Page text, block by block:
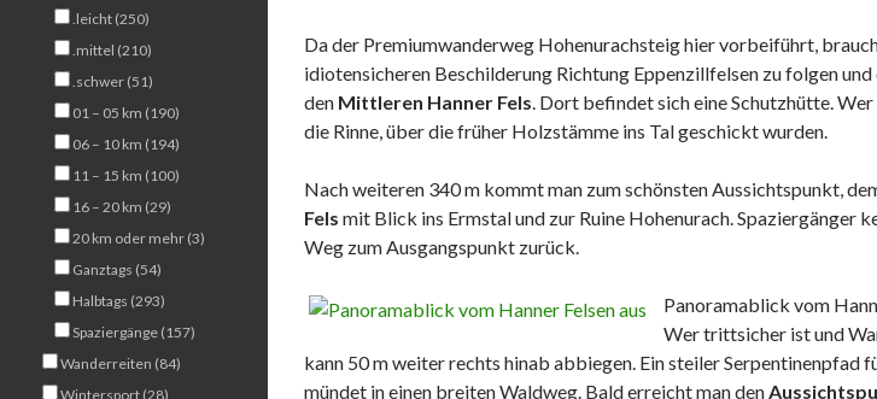
Da der Premiumwanderweg Hohenurachsteig hier vorbeiführt,
idiotensicheren Beschilderung Richtung Eppenzillfelsen zu folgen
den Mittleren Hanner Fels. Dort befindet sich eine Schutzhütte. Wer
die Rinne, über die früher Holzstämme ins Tal geschickt wurden.
Nach weiteren 340 m kommt man zum schönsten Aussichtspunkt,
Fels mit Blick ins Ermstal und zur Ruine Hohenurach. Spaziergänger
Weg zum Ausgangspunkt zurück.
Panoramablick vom
Wer trittsicher ist und
kann 50 m weiter rechts hinab abbiegen. Ein steiler Serpentinenpfad
mündet in einen breiten Waldweg. Bald erreicht man den
.leicht (250)
.mittel (210)
.schwer (51)
01 – 05 km (190)
06 – 10 km (194)
11 – 15 km (100)
16 – 20 km (29)
20 km oder mehr (3)
Ganztags (54)
Halbtags (293)
Spaziergänge (157)
Wanderreiten (84)
Wintersport (28)